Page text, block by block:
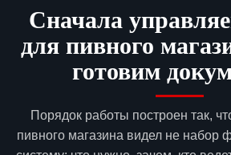
Сначала
для пивного
готовим
Порядок работы построен так,
пивного магазина видел не набор